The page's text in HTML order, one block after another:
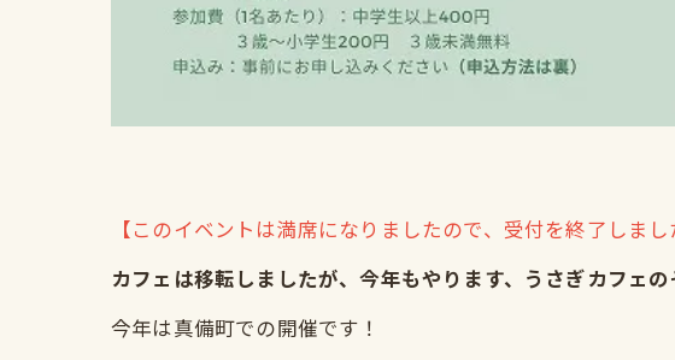
【このイベントは満席になりましたので、受付を終了しまし
カフェは移転しましたが、今年もやります、うさぎカフェの
今年は真備町での開催です！